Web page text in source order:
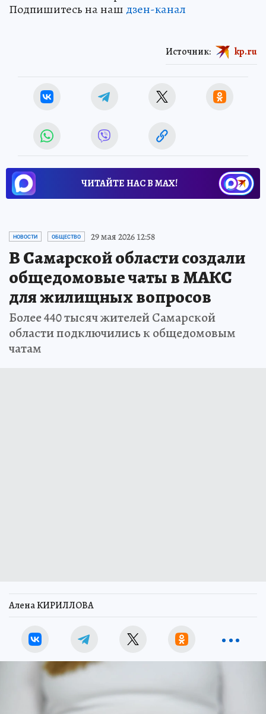
Подпишитесь на наш дзен-канал
Источник: kp.ru
ЧИТАЙТЕ НАС В МАХ!
НОВОСТИ ОБЩЕСТВО 29 мая 2026 12:58
В Самарской области создали
общедомовые чаты в МАКС
для жилищных вопросов
Более 440 тысяч жителей Самарской
области подключились к общедомовым
чатам
Алена КИРИЛЛОВА